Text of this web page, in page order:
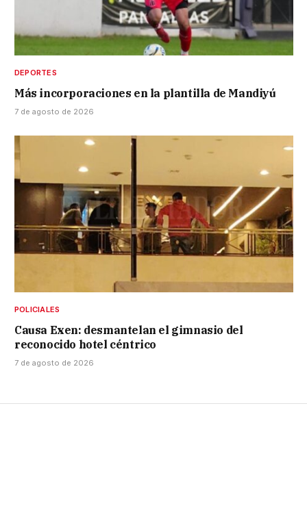
DEPORTES
Más incorporaciones en la plantilla de Mandiyú
7 de agosto de 2026
POLICIALES
Causa Exen: desmantelan el gimnasio del
reconocido hotel céntrico
7 de agosto de 2026